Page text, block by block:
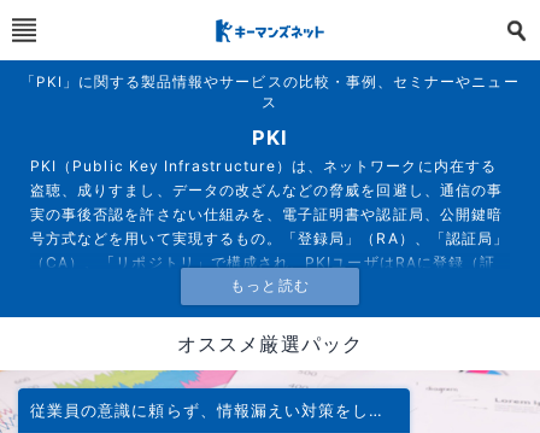
「PKI」に関する製品情報やサービスの比較・事例、セミナーやニュー
ス
PKI
PKI（Public Key Infrastructure）は、ネットワークに内在する
盗聴、成りすまし、データの改ざんなどの脅威を回避し、通信の事
実の事後否認を許さない仕組みを、電子証明書や認証局、公開鍵暗
号方式などを用いて実現するもの。「登録局」（RA）、「認証局」
（CA）、「リポジトリ」で構成され、PKIユーザはRAに登録（証
明書申請）し、RAでは実在するユーザーであることなどを確認し
て、認証局（CA）に証明書発行を依頼、CAでそのユーザー固有の
証明書を発行という流れで運用される。
オススメ厳選パック
従業員の意識に頼らず、情報漏えい対策をしっかり行いたい